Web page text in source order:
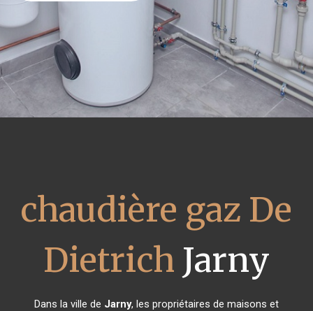
chaudière gaz De
Dietrich Jarny
Dans la ville de Jarny, les propriétaires de maisons et